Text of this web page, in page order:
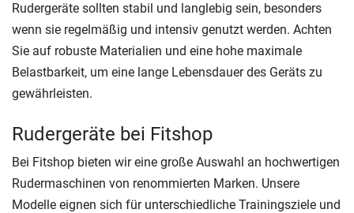
Rudergeräte sollten stabil und langlebig sein, besonders
wenn sie regelmäßig und intensiv genutzt werden. Achten
Sie auf robuste Materialien und eine hohe maximale
Belastbarkeit, um eine lange Lebensdauer des Geräts zu
gewährleisten.
Rudergeräte bei Fitshop
Bei Fitshop bieten wir eine große Auswahl an hochwertigen
Rudermaschinen von renommierten Marken. Unsere
Modelle eignen sich für unterschiedliche Trainingsziele und